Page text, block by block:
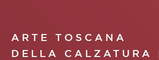
ARTE TOSCANA
DELLA CALZATURA